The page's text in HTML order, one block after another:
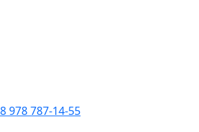
8 978 787-14-55